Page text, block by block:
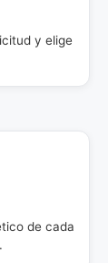
y elige
de cada